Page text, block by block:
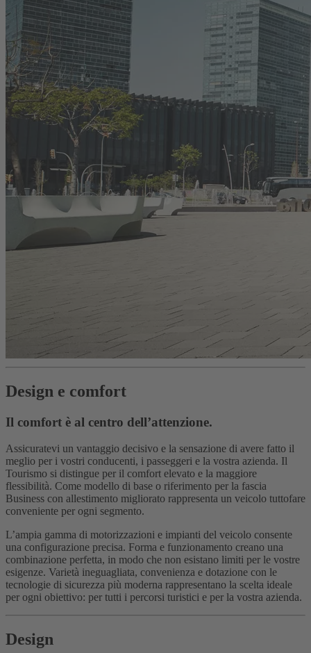
Design e comfort
Il comfort è al centro dell’attenzione.
Assicuratevi un vantaggio decisivo e la sensazione di avere fatto il
meglio per i vostri conducenti, i passeggeri e la vostra azienda. Il
Tourismo si distingue per il comfort elevato e la maggiore
flessibilità. Come modello di base o riferimento per la fascia
Business con allestimento migliorato rappresenta un veicolo tuttofare
conveniente per ogni segmento.
L’ampia gamma di motorizzazioni e impianti del veicolo consente
una configurazione precisa. Forma e funzionamento creano una
combinazione perfetta, in modo che non esistano limiti per le vostre
esigenze. Varietà ineguagliata, convenienza e dotazione con le
tecnologie di sicurezza più moderna rappresentano la scelta ideale
per ogni obiettivo: per tutti i percorsi turistici e per la vostra azienda.
Design